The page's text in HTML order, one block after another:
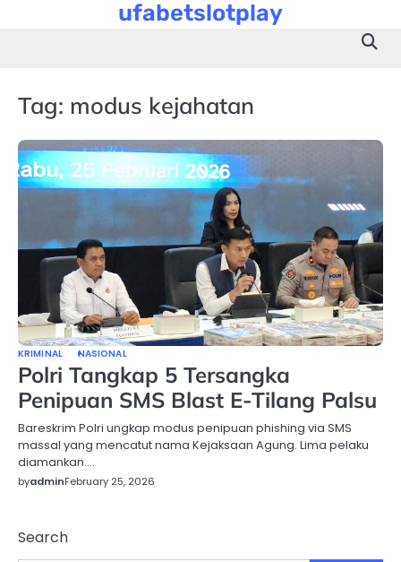
ufabetslotplay
Tag: modus kejahatan
KRIMINAL NASIONAL
Polri Tangkap 5 Tersangka
Penipuan SMS Blast E-Tilang Palsu
Bareskrim Polri ungkap modus penipuan phishing via SMS
massal yang mencatut nama Kejaksaan Agung. Lima pelaku
diamankan….
byadminFebruary 25, 2026
Search